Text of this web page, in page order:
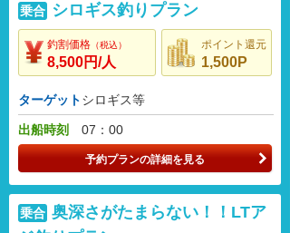
乗合 シロギス釣りプラン
釣割価格 （税込）
8,500円/人
ポイント還元
1,500P
ターゲットシロギス等
出船時刻 07：00
予約プランの詳細を見る
乗合 奥深さがたまらない！！LTア